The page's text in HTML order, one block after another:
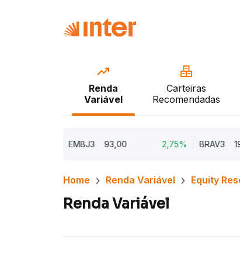
Renda
Variável
Carteiras
Recomendadas
93,00 BRAV3 19,45
Home Renda Variável Equity
Renda Variável